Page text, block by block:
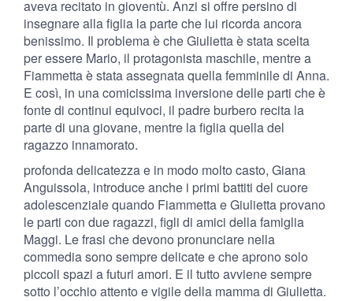
aveva recitato in gioventù. Anzi si offre persino di
insegnare alla figlia la parte che lui ricorda ancora
benissimo. Il problema è che Giulietta è stata scelta
per essere Mario, il protagonista maschile, mentre a
Fiammetta è stata assegnata quella femminile di Anna.
E così, in una comicissima inversione delle parti che è
fonte di continui equivoci, il padre burbero recita la
parte di una giovane, mentre la figlia quella del
ragazzo innamorato.
profonda delicatezza e in modo molto casto, Giana
Anguissola, introduce anche i primi battiti del cuore
adolescenziale quando Fiammetta e Giulietta provano
le parti con due ragazzi, figli di amici della famiglia
Maggi. Le frasi che devono pronunciare nella
commedia sono sempre delicate e che aprono solo
piccoli spazi a futuri amori. E il tutto avviene sempre
sotto l’occhio attento e vigile della mamma di Giulietta.